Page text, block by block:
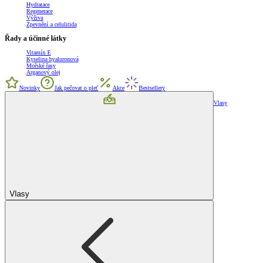
Hydratace
Regenerace
Výživa
Zpevnění a celulitida
Řady a účinné látky
Vitamín E
Kyselina hyaluronová
Mořské řasy
Arganový olej
Novinky Jak pečovat o pleť Akce Bestsellery
Vlasy
Vlasy